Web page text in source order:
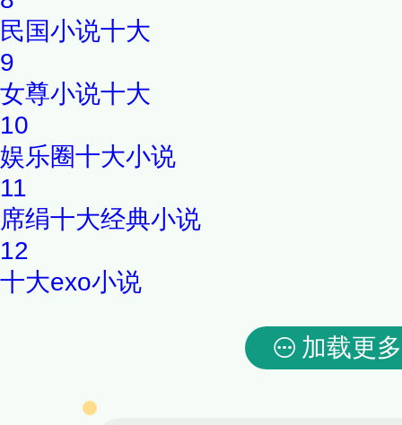
民国小说十大
9
女尊小说十大
10
娱乐圈十大小说
11
席绢十大经典小说
12
十大exo小说
加载更多